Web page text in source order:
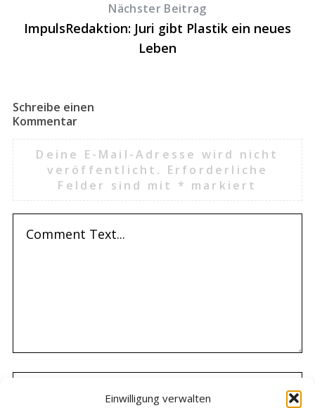
Einwilligung verwalten
Nächster Beitrag
ImpulsRedaktion: Juri gibt Plastik ein neues
Leben
Schreibe einen
Kommentar
Deine E-Mail-Adresse wird nicht
veröffentlicht. Erforderliche
Felder sind mit * markiert